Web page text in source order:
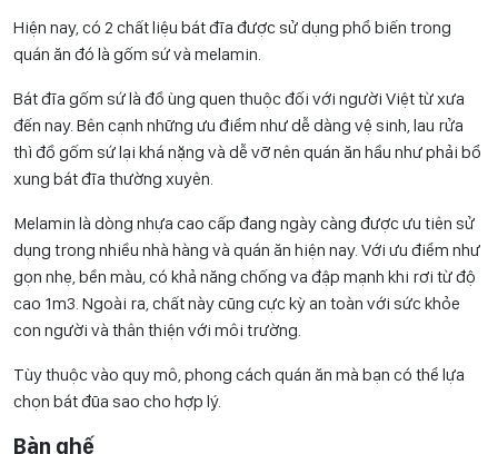
Hiện nay, có 2 chất liệu bát đĩa được sử dụng phổ biến trong
quán ăn đó là gốm sứ và melamin.
Bát đĩa gốm sứ là đồ ùng quen thuộc đối với người Việt từ xưa
đến nay. Bên cạnh những ưu điểm như dễ dàng vệ sinh, lau rửa
thì đồ gốm sứ lại khá nặng và dễ vỡ nên quán ăn hầu như phải bổ
xung bát đĩa thường xuyên.
Melamin là dòng nhựa cao cấp đang ngày càng được ưu tiên sử
dụng trong nhiều nhà hàng và quán ăn hiện nay. Với ưu điểm như
gọn nhẹ, bền màu, có khả năng chống va đập mạnh khi rơi từ độ
cao 1m3. Ngoài ra, chất này cũng cực kỳ an toàn với sức khỏe
con người và thân thiện với môi trường.
Tùy thuộc vào quy mô, phong cách quán ăn mà bạn có thể lựa
chọn bát đũa sao cho hợp lý.
Bàn ghế